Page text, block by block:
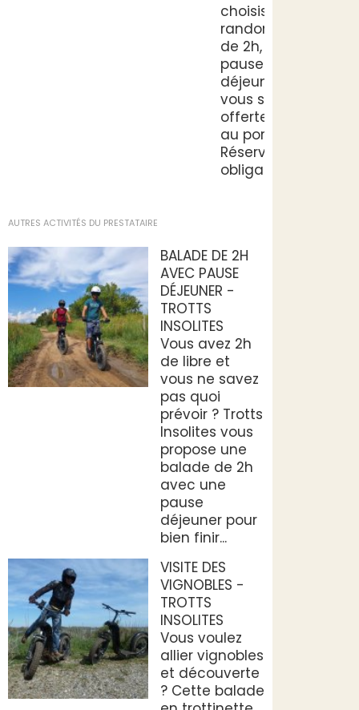
choisissez la
randonnée
de 2h, la
pause
déjeuner
vous sera
offerte face
au port.
Réservation
obligatoire.
AUTRES ACTIVITÉS DU PRESTATAIRE
BALADE DE 2H
AVEC PAUSE
DÉJEUNER -
TROTTS
INSOLITES
Vous avez 2h
de libre et
vous ne savez
pas quoi
prévoir ? Trotts
Insolites vous
propose une
balade de 2h
avec une
pause
déjeuner pour
bien finir...
VISITE DES
VIGNOBLES -
TROTTS
INSOLITES
Vous voulez
allier vignobles
et découverte
? Cette balade